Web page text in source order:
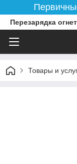
Перезарядка
Товары и